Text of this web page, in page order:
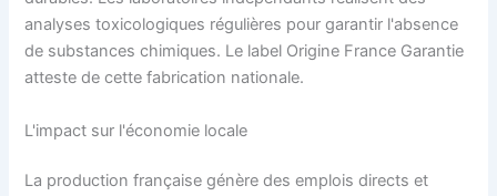
analyses toxicologiques régulières pour garantir l'absence
de substances chimiques. Le label Origine France Garantie
atteste de cette fabrication nationale.
L'impact sur l'économie locale
La production française génère des emplois directs et